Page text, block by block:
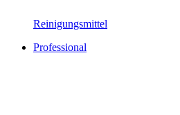
Reinigungsmittel
Professional